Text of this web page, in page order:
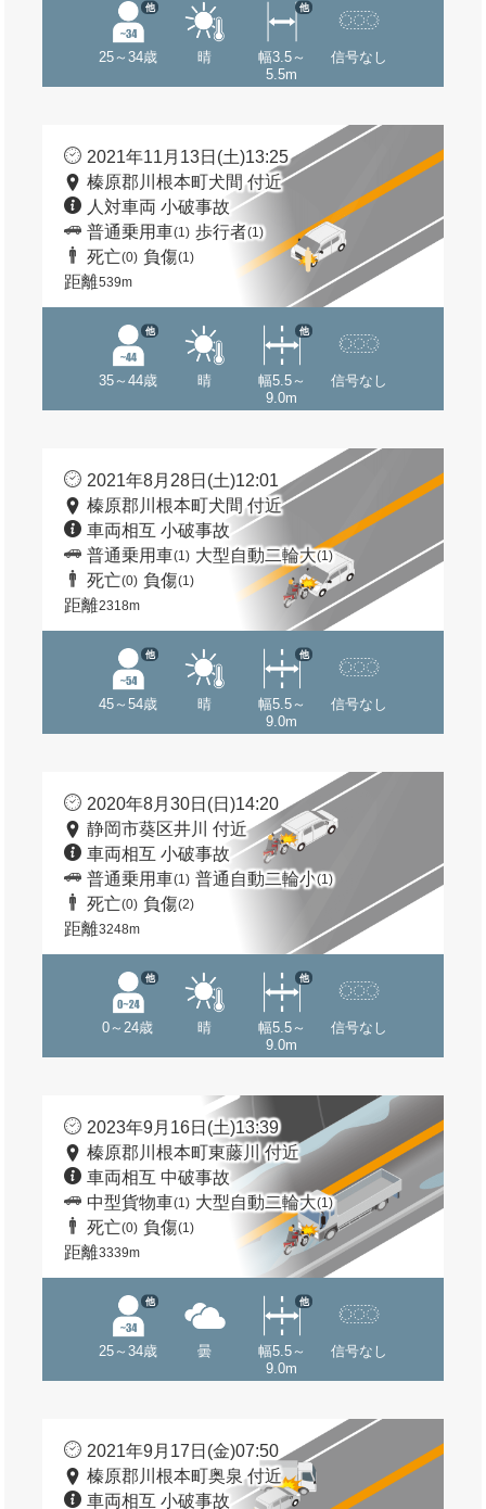
25～34歳
他
晴
幅3.5～
5.5m
他
信号なし
2021年11月13日(土)13:25
榛原郡川根本町犬間 付近
人対車両 小破事故
普通乗用車(1) 歩行者(1)
死亡(0) 負傷(1)
距離539m
35～44歳
他
晴
幅5.5～
9.0m
他
信号なし
2021年8月28日(土)12:01
榛原郡川根本町犬間 付近
車両相互 小破事故
普通乗用車(1) 大型自動二輪大(1)
死亡(0) 負傷(1)
距離2318m
45～54歳
他
晴
幅5.5～
9.0m
他
信号なし
2020年8月30日(日)14:20
静岡市葵区井川 付近
車両相互 小破事故
普通乗用車(1) 普通自動二輪小(1)
死亡(0) 負傷(2)
距離3248m
0～24歳
他
晴
幅5.5～
9.0m
他
信号なし
2023年9月16日(土)13:39
榛原郡川根本町東藤川 付近
車両相互 中破事故
中型貨物車(1) 大型自動二輪大(1)
死亡(0) 負傷(1)
距離3339m
25～34歳
他
曇
幅5.5～
9.0m
他
信号なし
2021年9月17日(金)07:50
榛原郡川根本町奥泉 付近
車両相互 小破事故